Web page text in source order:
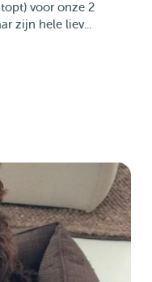
voor onze 2
zijn hele liev...